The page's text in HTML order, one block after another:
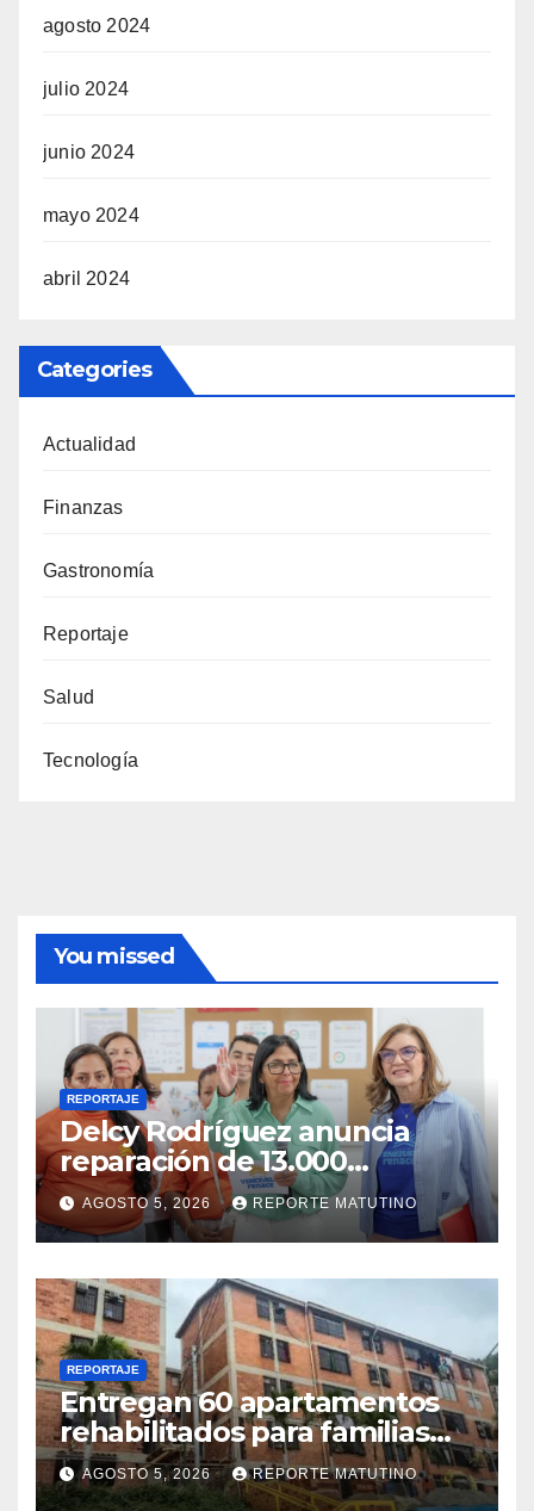
agosto 2024
julio 2024
junio 2024
mayo 2024
abril 2024
Categories
Actualidad
Finanzas
Gastronomía
Reportaje
Salud
Tecnología
You missed
REPORTAJE
Delcy Rodríguez anuncia
reparación de 13.000
viviendas afectadas por los
terremotos
AGOSTO 5, 2026 REPORTE MATUTINO
REPORTAJE
Entregan 60 apartamentos
rehabilitados para familias
del urbanismo Ana Victoria
en La Guaira
AGOSTO 5, 2026 REPORTE MATUTINO